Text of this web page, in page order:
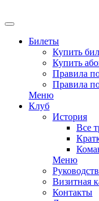
Билеты
Купить
Купить
Правила
Правила
Меню
Клуб
История
Все
Меню
Визитная
Контакты